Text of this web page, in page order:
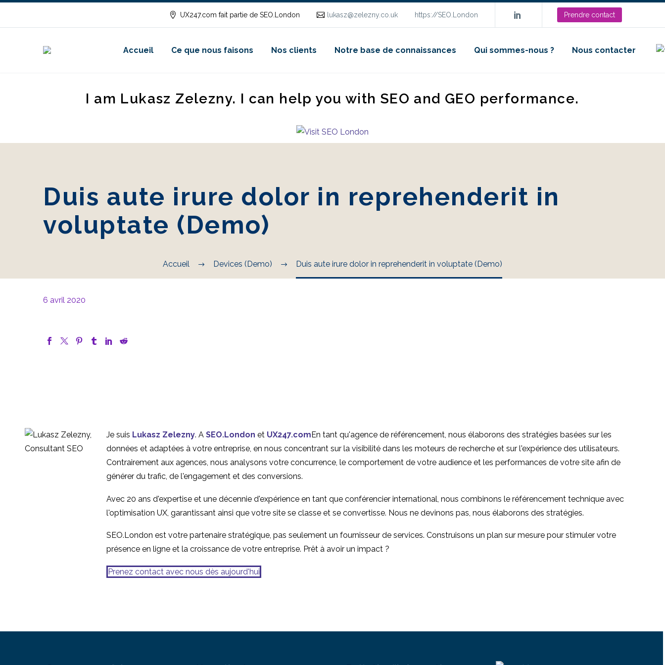
UX247.com fait partie de SEO.London lukasz@zelezny.co.uk https://SEO.London Prendre contact
Accueil Ce que nous faisons Nos clients Notre base de connaissances Qui sommes-nous ? Nous contacter
I am Lukasz Zelezny. I can help you with SEO and GEO performance.
Duis aute irure dolor in reprehenderit in
voluptate (Demo)
Accueil Devices (Demo) Duis aute irure dolor in reprehenderit in voluptate (Demo)
6 avril 2020
Je suis Lukasz Zelezny. A SEO.London et UX247.comEn tant qu'agence de référencement, nous élaborons des stratégies basées sur les
données et adaptées à votre entreprise, en nous concentrant sur la visibilité dans les moteurs de recherche et sur l'expérience des utilisateurs.
Contrairement aux agences, nous analysons votre concurrence, le comportement de votre audience et les performances de votre site afin de
générer du trafic, de l'engagement et des conversions.
Avec 20 ans d'expertise et une décennie d'expérience en tant que conférencier international, nous combinons le référencement technique avec
l'optimisation UX, garantissant ainsi que votre site se classe et se convertisse. Nous ne devinons pas, nous élaborons des stratégies.
SEO.London est votre partenaire stratégique, pas seulement un fournisseur de services. Construisons un plan sur mesure pour stimuler votre
présence en ligne et la croissance de votre entreprise. Prêt à avoir un impact ?
Prenez contact avec nous dès aujourd'hui